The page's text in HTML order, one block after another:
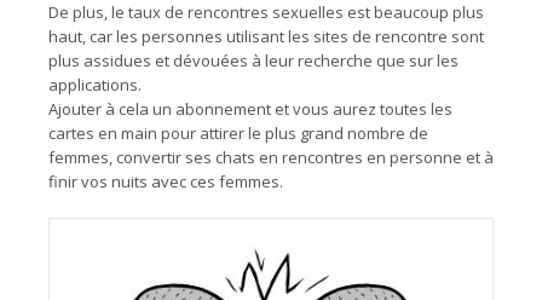
De plus, le taux de rencontres sexuelles est beaucoup plus
haut, car les personnes utilisant les sites de rencontre sont
plus assidues et dévouées à leur recherche que sur les
applications.
Ajouter à cela un abonnement et vous aurez toutes les
cartes en main pour attirer le plus grand nombre de
femmes, convertir ses chats en rencontres en personne et à
finir vos nuits avec ces femmes.